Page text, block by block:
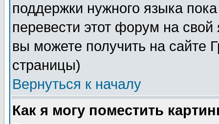
поддержки нужного языка
перевести этот форум на
вы можете получить на сайте
страницы)
Вернуться к началу
Как я могу поместить